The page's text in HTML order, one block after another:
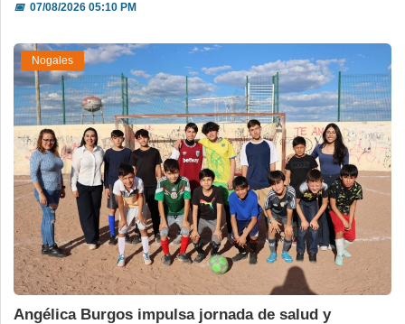
📅07/08/2026 05:10 PM
Nogales
Angélica Burgos impulsa jornada de salud y